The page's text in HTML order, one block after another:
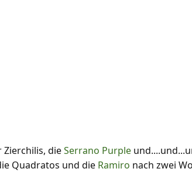
dieSerrano Purple
Quadratos und die Ramiro nach zwei